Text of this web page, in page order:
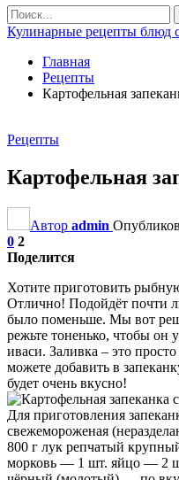
Кулинарные рецепты блюд
Главная
Рецепты
Картофельная
Рецепты
Картофельная
Автор admin
0 2
Поделится
Хотите приготовить
Отлично! Подойдёт почти
было поменьше. Мы вот
режьте тоненько, чтобы он
иваси. Заливка – это
можете добавить в
будет очень вкусно!
Для приготовления
свежемороженая
800 г лук репчатый
морковь — 1 шт. яйцо — 2